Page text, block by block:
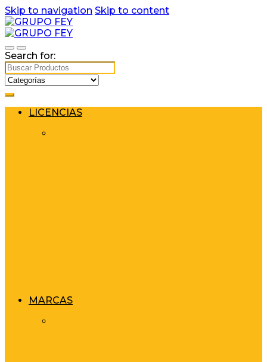
Skip to navigation Skip to content
Search for:
LICENCIAS
MARCAS